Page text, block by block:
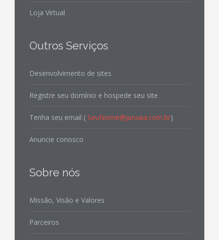
Loja Virtual
Outros Serviços
Desenvolvimento de sites
Registre seu domínio e hospede seu site
Tenha seu email ( SeuNome@juruaia.com.br)
Anuncie conosco
Sobre nós
Missão, Visão e Valores
Parceiros